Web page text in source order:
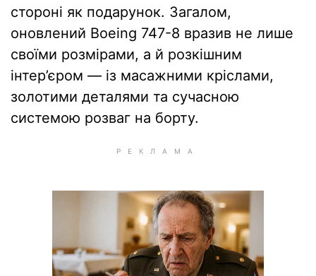
стороні як подарунок. Загалом,
оновлений Boeing 747-8 вразив не лише
своїми розмірами, а й розкішним
інтер’єром — із масажними кріслами,
золотими деталями та сучасною
системою розваг на борту.